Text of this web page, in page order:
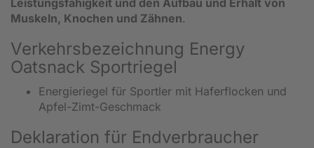
Muskeln, Knochen und Zähnen.
Verkehrsbezeichnung Energy
Oatsnack Sportriegel
Energieriegel für Sportler mit Haferflocken und
Apfel-Zimt-Geschmack
Deklaration für Endverbraucher